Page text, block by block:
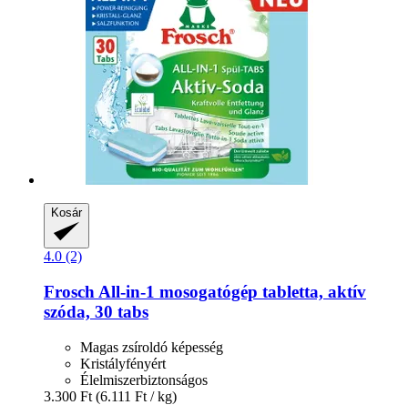
Kosár
4.0 (2)
Frosch All-​in-​1 mosogatógép tabletta, aktív
szóda, 30 tabs
Magas zsíroldó képesség
Kristályfényért
Élelmiszerbiztonságos
3.300 Ft (6.111 Ft / kg)